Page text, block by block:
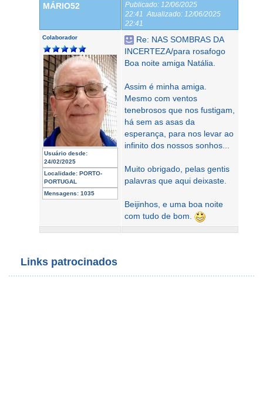
MÁRIO52 Publicado: 12/06/2025
22:41 Atualizado: 12/06/2025
22:41
Colaborador
Usuário desde:
24/02/2025
Localidade: PORTO-
PORTUGAL
Mensagens: 1035
Re: NAS SOMBRAS DA
INCERTEZA/para rosafogo
Boa noite amiga Natália.
Assim é minha amiga.
Mesmo com ventos
tenebrosos que nos fustigam,
há sem as asas da
esperança, para nos levar ao
infinito dos nossos sonhos...
Muito obrigado, pelas gentis
palavras que aqui deixaste.
Beijinhos, e uma boa noite
com tudo de bom.
Links patrocinados